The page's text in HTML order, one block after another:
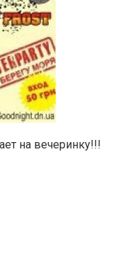
на вечеринку!!!